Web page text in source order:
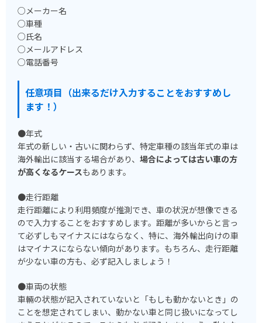
○メーカー名
○車種
○氏名
○メールアドレス
○電話番号
任意項目（出来るだけ入力することをおすすめし
ます！）
●年式
年式の新しい・古いに関わらず、特定車種の該当年式の車は
海外輸出に該当する場合があり、 場合によっては古い車の方
が高くなるケースもあります。
●走行距離
走行距離により利用頻度が推測でき、車の状況が想像できる
ので入力することをおすすめします。距離が多いからと言っ
て必ずしもマイナスにはならなく、特に、海外輸出向けの車
はマイナスにならない傾向があります。もちろん、走行距離
が少ない車の方も、必ず記入しましょう！
●車両の状態
車輛の状態が記入されていないと「もしも動かないとき」の
ことを想定されてしまい、動かない車と同じ扱いになってし